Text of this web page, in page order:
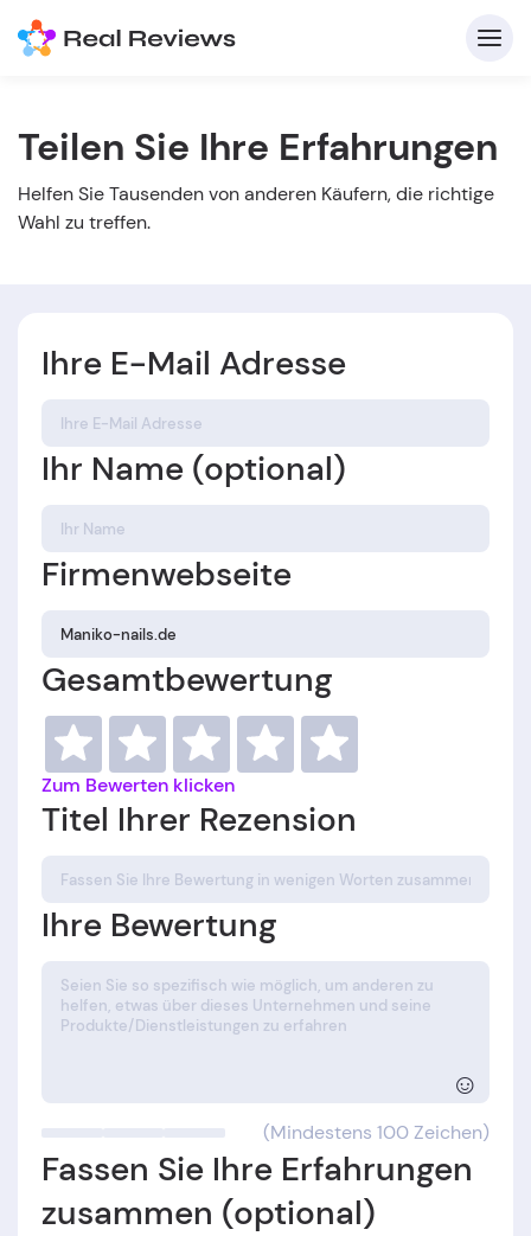
Teilen Sie Ihre Erfahrungen
Helfen Sie Tausenden von anderen Käufern, die richtige
Wahl zu treffen.
Ihre E-Mail Adresse
Ihr Name (optional)
Firmenwebseite
Gesamtbewertung
Zum Bewerten klicken
Titel Ihrer Rezension
Ihre Bewertung
☺
(Mindestens 100 Zeichen)
Fassen Sie Ihre Erfahrungen
zusammen (optional)